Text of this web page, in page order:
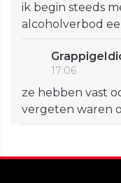
ik begin steeds
alcoholverbod
17:06
ze hebben vast
vergeten waren